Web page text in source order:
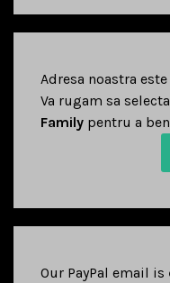
Adresa noastra este
Va rugam sa
Family pentru a
Our PayPal email is